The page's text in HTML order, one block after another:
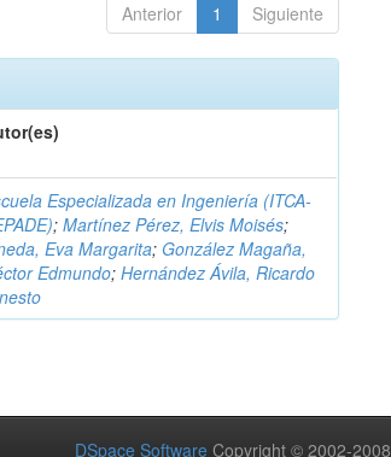
Anterior 1 Siguiente
Especializada en Ingeniería (ITCA-
;Martínez Pérez, Elvis Moisés;
Eva Margarita; González Magaña,
Edmundo;Hernández Ávila, Ricardo
DSpace Software Copyright © 2002-2008